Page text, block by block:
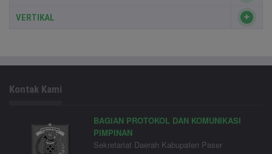
VERTIKAL
Kontak Kami
BAGIAN PROTOKOL DAN KOMUNIKASI
PIMPINAN
Sekretariat Daerah Kabupaten Paser